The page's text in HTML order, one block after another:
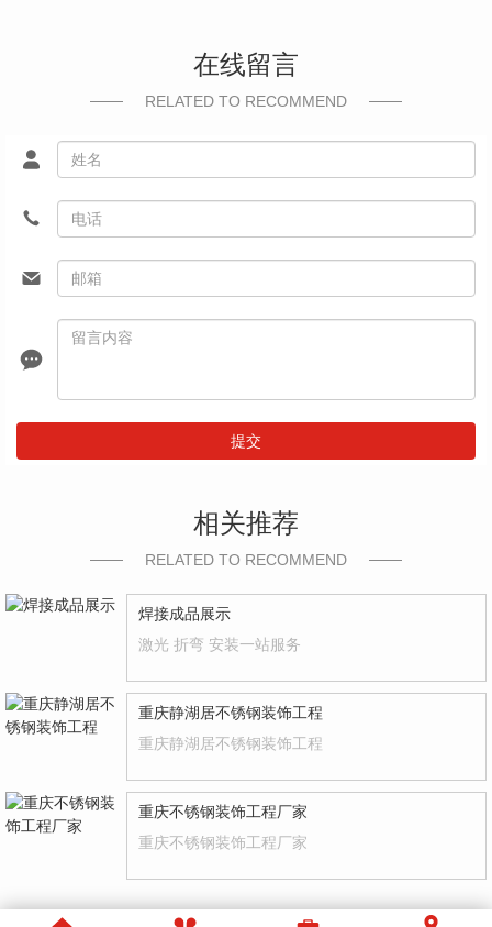
在线留言
RELATED TO RECOMMEND
提交
相关推荐
RELATED TO RECOMMEND
焊接成品展示
激光 折弯 安装一站服务
重庆静湖居不锈钢装饰工程
重庆静湖居不锈钢装饰工程
重庆不锈钢装饰工程厂家
重庆不锈钢装饰工程厂家